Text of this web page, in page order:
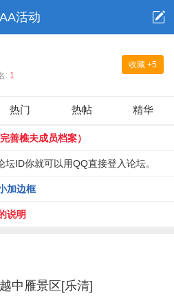
AA活动
收藏 +5
: 1
热门 热帖 精华
善樵夫成员档案）
ID你就可以用QQ直接登入论坛。
加边框
说明
中雁景区[乐清]